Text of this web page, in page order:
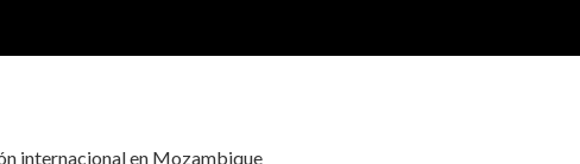
internacional en Mozambique